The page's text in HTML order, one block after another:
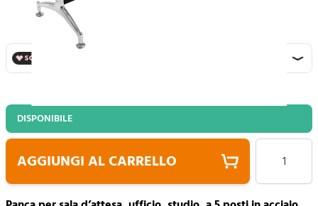
DISPONIBILE
AGGIUNGI AL CARRELLO
Quantità